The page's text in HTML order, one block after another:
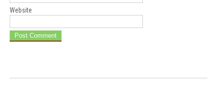
Website